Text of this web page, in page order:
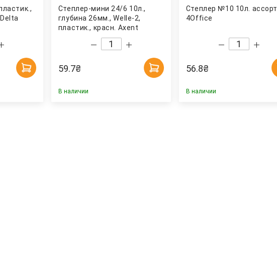
Степлер-мини 24/6 10л.,
глубина 26мм., Welle-2,
пластик., красн. Axent
59.7₴
В наличии
Степлер №10 10л. ассорт.
4Office
56.8₴
В наличии